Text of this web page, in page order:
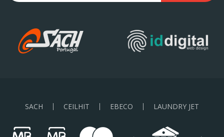
SACH CEILHIT EBECO LAUNDRY JET